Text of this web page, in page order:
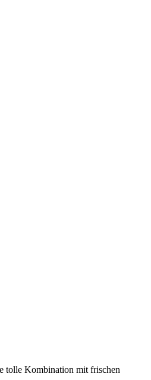
tolle Kombination mit frischen